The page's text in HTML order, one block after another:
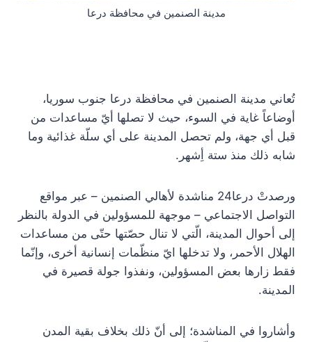
مدينة الصنمين في محافظة درعا
تُعاني مدينة الصنمين في محافظة درعا جنوب سوريا،
أوضاعاً غاية في السوء، حيث لا تصلها أيّ مساعدات من
قبل أي جهة، ولم تحصل المدينة على أي سلّة غذائية وما
شابه ذلك منذ ستة أِشهر.
ورصدتْ درعا24 مناشدة لأهالي الصنمين – عبر مواقع
التواصل الاجتماعي – موجهة للمسؤولين في الدولة بالنظر
إلى أحوال المدينة، الّتي لا تنال حصّتها حتّى من مساعدات
الهلال الأحمر، ولا تدخلها ايّ منظّمات إنسانية أخرى، وإنّما
فقط زارها بعض المسؤولين، ونفذوا جولة قصيرة في
المدينة.
وأشاروا في المناشدة؛ إلى أنّ ذلك بخلاف بقية المدن